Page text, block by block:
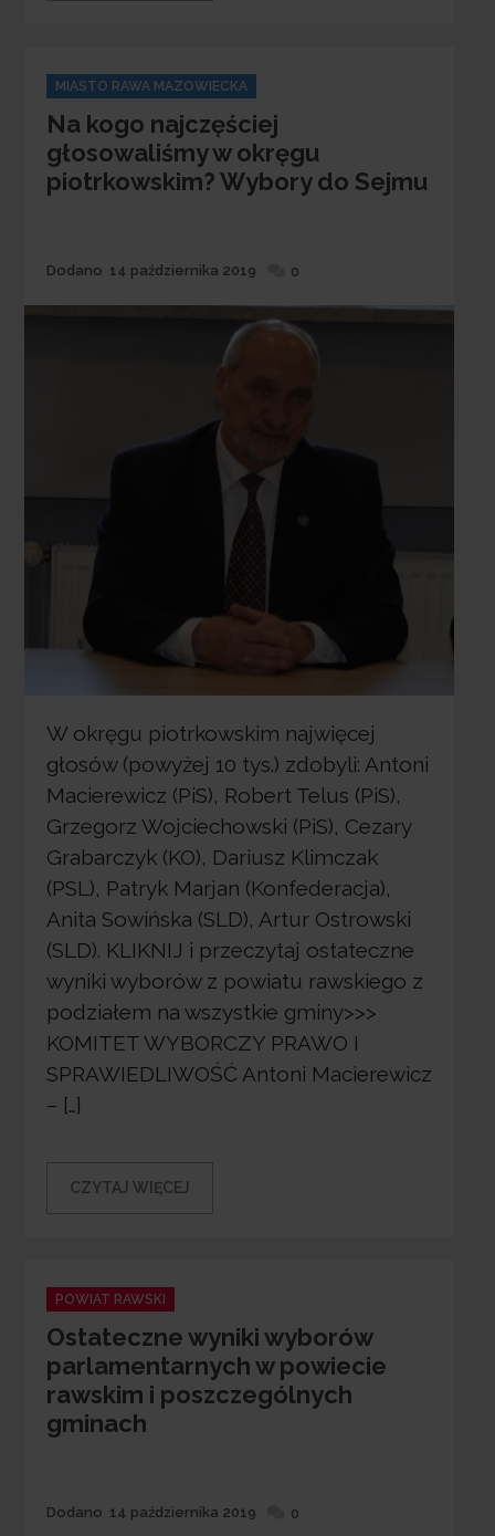
Categories
MIASTO RAWA MAZOWIECKA
Na kogo najczęściej
głosowaliśmy w okręgu
piotrkowskim? Wybory do Sejmu
Dodane
Dodano 14 października 2019 0
W okręgu piotrkowskim najwięcej
głosów (powyżej 10 tys.) zdobyli: Antoni
Macierewicz (PiS), Robert Telus (PiS),
Grzegorz Wojciechowski (PiS), Cezary
Grabarczyk (KO), Dariusz Klimczak
(PSL), Patryk Marjan (Konfederacja),
Anita Sowińska (SLD), Artur Ostrowski
(SLD). KLIKNIJ i przeczytaj ostateczne
wyniki wyborów z powiatu rawskiego z
podziałem na wszystkie gminy>>>
KOMITET WYBORCZY PRAWO I
SPRAWIEDLIWOŚĆ Antoni Macierewicz
– […]
CZYTAJ WIĘCEJ
Categories
POWIAT RAWSKI
Ostateczne wyniki wyborów
parlamentarnych w powiecie
rawskim i poszczególnych
gminach
Dodane
Dodano 14 października 2019 0